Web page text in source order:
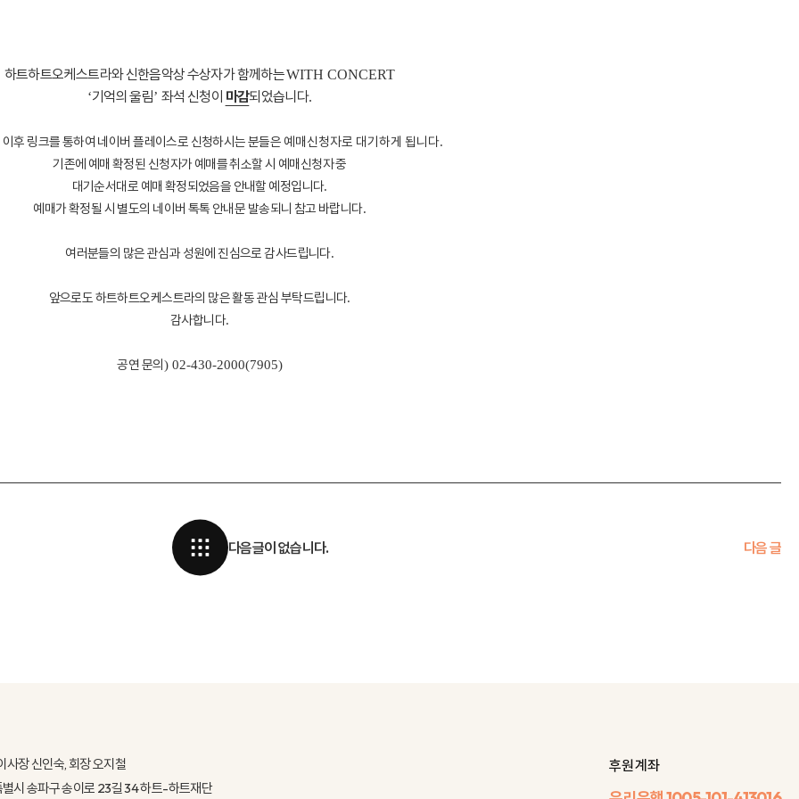
하트하트오케스트라와 신한음악상 수상자가 함께하는WITH CONCERT
‘기억의 울림’좌석 신청이 마감되었습니다.
후 링크를 통하여 네이버 플레이스로 신청하시는 분들은 예매신청자로 대기하게 됩니다.
기존에 예매 확정된 신청자가 예매를 취소할 시 예매신청자 중
대기순서대로 예매 확정되었음을 안내할 예정입니다.
예매가 확정될 시 별도의 네이버 톡톡 안내문 발송되니 참고 바랍니다.
여러분들의 많은 관심과 성원에 진심으로 감사드립니다.
앞으로도 하트하트오케스트라의 많은 활동 관심 부탁드립니다.
감사합니다.
공연 문의) 02-430-2000(7905)
다음글이 없습니다. 다음 글
장 신인숙, 회장 오지철
시 송파구 송이로 23길 34 하트-하트재단
후원 계좌